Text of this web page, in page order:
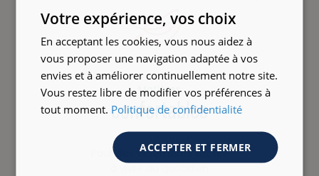
Matières
confortables
Pour des vêtements faciles
à vivre au quotidien
Votre expérience, vos choix
En acceptant les cookies, vous nous aidez à
vous proposer une navigation adaptée à vos
envies et à améliorer continuellement notre site.
Vous restez libre de modifier vos préférences à
tout moment. Politique de confidentialité
ACCEPTER ET FERMER